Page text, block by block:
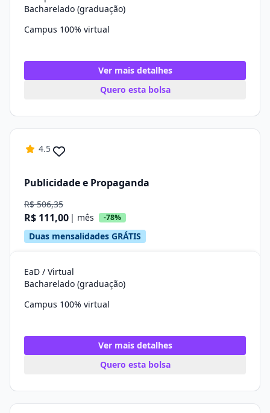
Bacharelado (graduação)
Campus 100% virtual
Ver mais detalhes
Quero esta bolsa
4.5
Publicidade e Propaganda
R$ 506,35
R$ 111,00 | mês -78%
Duas mensalidades GRÁTIS
EaD / Virtual
Bacharelado (graduação)
Campus 100% virtual
Ver mais detalhes
Quero esta bolsa